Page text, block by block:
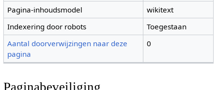
Pagina-inhoudsmodel
wikitext
Indexering door robots
Toegestaan
Aantal doorverwijzingen naar deze
pagina
0